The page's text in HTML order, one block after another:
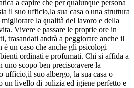
a capire che per qualunque persona
il suo ufficio,la sua casa o una struttura
la qualità del lavoro e della
Vivere e passare le proprie ore in
trasandati andrà a peggiorare anche il
è un caso che anche gli psicologi
ordinati e profumati. Chi si affida a
uno scopo ben preciso:avere la
ufficio,il suo albergo, la sua casa o
un livello di pulizia ed igiene perfetto e